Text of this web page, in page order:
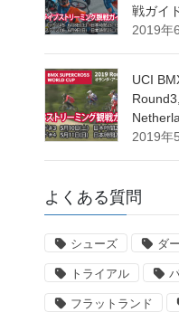
戦ガイ
2019年
UCI
2019年
よくある質問
シューズ ダ
トライアル
フラットランド